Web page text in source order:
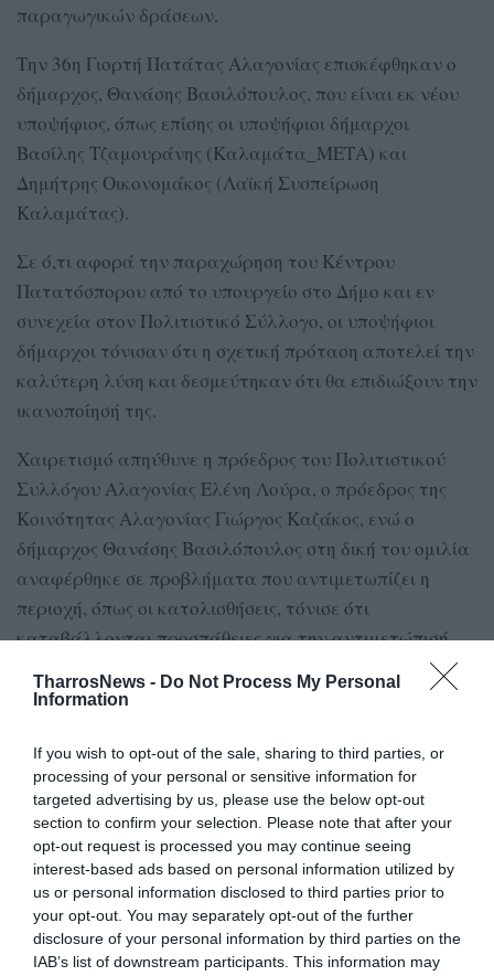
TharrosNews - Do Not Process My Personal
Information
If you wish to opt-out of the sale, sharing to third parties, or
processing of your personal or sensitive information for
targeted advertising by us, please use the below opt-out
section to confirm your selection. Please note that after your
opt-out request is processed you may continue seeing
interest-based ads based on personal information utilized by
us or personal information disclosed to third parties prior to
your opt-out. You may separately opt-out of the further
disclosure of your personal information by third parties on the
IAB’s list of downstream participants. This information may
παραγωγικών δράσεων.
Την 36η Γιορτή Πατάτας Αλαγονίας επισκέφθηκαν ο
δήμαρχος, Θανάσης Βασιλόπουλος, που είναι εκ νέου
υποψήφιος, όπως επίσης οι υποψήφιοι δήμαρχοι
Βασίλης Τζαμουράνης (Καλαμάτα_ΜΕΤΑ) και
Δημήτρης Οικονομάκος (Λαϊκή Συσπείρωση
Καλαμάτας).
Σε ό,τι αφορά την παραχώρηση του Κέντρου
Πατατόσπορου από το υπουργείο στο Δήμο και εν
συνεχεία στον Πολιτιστικό Σύλλογο, οι υποψήφιοι
δήμαρχοι τόνισαν ότι η σχετική πρόταση αποτελεί την
καλύτερη λύση και δεσμεύτηκαν ότι θα επιδιώξουν την
ικανοποίησή της.
Χαιρετισμό απηύθυνε η πρόεδρος του Πολιτιστικού
Συλλόγου Αλαγονίας Ελένη Λούρα, ο πρόεδρος της
Κοινότητας Αλαγονίας Γιώργος Καζάκος, ενώ ο
δήμαρχος Θανάσης Βασιλόπουλος στη δική του ομιλία
αναφέρθηκε σε προβλήματα που αντιμετωπίζει η
περιοχή, όπως οι κατολισθήσεις, τόνισε ότι
καταβάλλονται προσπάθειες για την αντιμετώπισή
οποία είπε ότι υπάρχει, είναι ο όρος για τη λύση των
Ανάλογες αναφορές έκανε ο υποψήφιος δήμαρχος
Βασίλης Τζαμουράνης, ενώ ο υποψήφιος δήμαρχος
Δημήτρης Οικονομάκος τόνισε ότι τα προβλήματα δε
λύνονται με ευχές, αλλά με διεκδικήσεις.
TAGS: ΑΛΑΓΟΝΙΑ ΓΙΟΡΤΗ ΠΑΤΑΤΑΣ